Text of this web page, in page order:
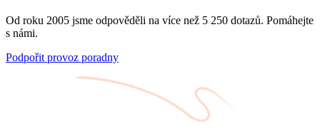
Od roku 2005 jsme odpověděli na více než 5 250 dotazů. Pomáhejte
s námi.
Podpořit provoz poradny